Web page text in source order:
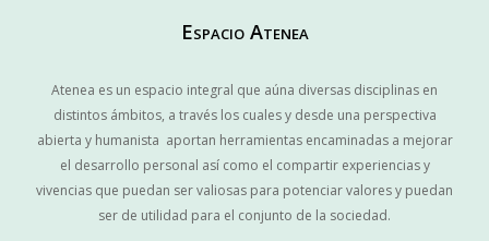
Espacio Atenea
Atenea es un espacio integral que aúna diversas disciplinas en
distintos ámbitos, a través los cuales y desde una perspectiva
abierta y humanista aportan herramientas encaminadas a mejorar
el desarrollo personal así como el compartir experiencias y
vivencias que puedan ser valiosas para potenciar valores y puedan
ser de utilidad para el conjunto de la sociedad.